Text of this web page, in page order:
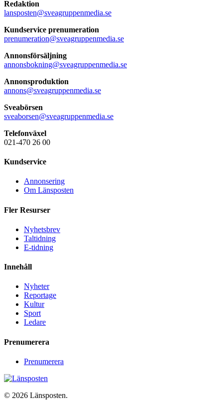
Redaktion
lansposten@sveagruppenmedia.se
Kundservice prenumeration
prenumeration@sveagruppenmedia.se
Annonsförsäljning
annonsbokning@sveagruppenmedia.se
Annonsproduktion
annons@sveagruppenmedia.se
Sveabörsen
sveaborsen@sveagruppenmedia.se
Telefonväxel
021-470 26 00
Kundservice
Annonsering
Om Länsposten
Fler Resurser
Nyhetsbrev
Taltidning
E-tidning
Innehåll
Nyheter
Reportage
Kultur
Sport
Ledare
Prenumerera
Prenumerera
© 2026 Länsposten.